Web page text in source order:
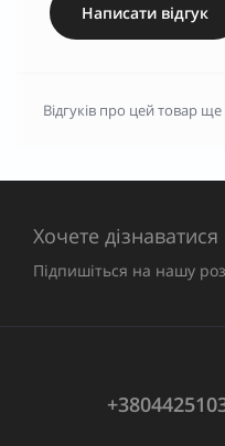
Написати відгук
Відгуків про цей товар
Хочете
Підпишіться на нашу